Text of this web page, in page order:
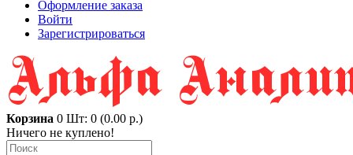
Оформление заказа
Войти
Зарегистрироваться
Корзина 0 Шт: 0 (0.00 р.)
Ничего не куплено!